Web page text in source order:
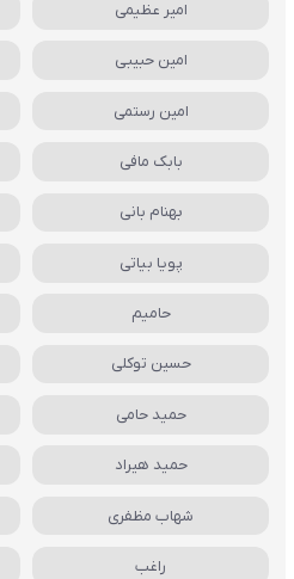
امیر عظیمی
امین حبیبی
امین رستمی
بابک مافی
بهنام بانی
پویا بیاتی
حامیم
حسین توکلی
حمید حامی
حمید هیراد
شهاب مظفری
راغب